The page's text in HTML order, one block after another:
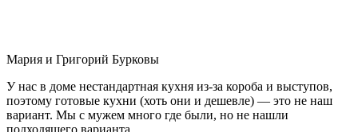
Мария и Григорий Бурковы
У нас в доме нестандартная кухня из-за короба и выступов,
поэтому готовые кухни (хоть они и дешевле) — это не наш
вариант. Мы с мужем много где были, но не нашли
подходящего варианта.